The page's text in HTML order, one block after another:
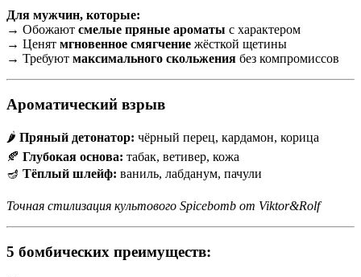
Для мужчин, которые:
→ Обожают смелые пряные ароматы с характером
→ Ценят мгновенное смягчение жёсткой щетины
→ Требуют максимального скольжения без компромиссов
Ароматический взрыв
🌶 Пряный детонатор: чёрный перец, кардамон, корица
🍂 Глубокая основа: табак, ветивер, кожа
🪔 Тёплый шлейф: ваниль, лабданум, пачули
Точная стилизация культового Spicebomb от Viktor&Rolf
5 бомбических преимуществ: